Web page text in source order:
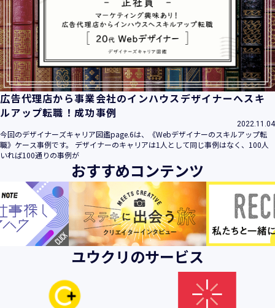
・当社の運営・提供するサービス（以下総称して「当社サー
ビス」といいます。）において、お客様が、当社でご利用に
なったサービスの内容、ご利用日時、ご利用回数などのご利
用内容及びご利用履歴に関する情報
【個人情報の取得・収集について】
当社は、以下の方法により、個人情報を取得させていただき
ます。
当社サービスにおいて、自ら入力された個人情報を、当社は
取得・収集させていただきます。
・電子メール、郵便、書面、電話等の手段により取得・収集
させていただく方法
当社に対し、電子メール、郵便、書面、電話等の手段によっ
て、ご提供いただいた個人情報を、当社は取得・収集させて
いただきます。
・当社等へアクセスされた際に情報を収集させていただく方
す。これらの情報には、利用されるURL、ブラウザや携帯電
話の種類、IPアドレスなどの情報を含みます。
広告代理店から事業会社のインハウスデザイナーへスキ
ルアップ転職！成功事例
2022.11.04
今回のデザイナーズキャリア図鑑page.6は、《Webデザイナーのスキルアップ転
職》ケース事例です。 デザイナーのキャリアは1人として同じ事例はなく、100人
いれば100通りの事例が
おすすめコンテンツ
ユウクリのサービス